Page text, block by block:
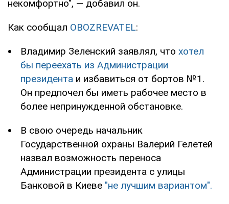
некомфортно", — добавил он.
Как сообщал OBOZREVATEL:
Владимир Зеленский заявлял, что хотел
бы переехать из Администрации
президента и избавиться от бортов №1.
Он предпочел бы иметь рабочее место в
более непринужденной обстановке.
В свою очередь начальник
Государственной охраны Валерий Гелетей
назвал возможность переноса
Администрации президента с улицы
Банковой в Киеве "не лучшим вариантом".